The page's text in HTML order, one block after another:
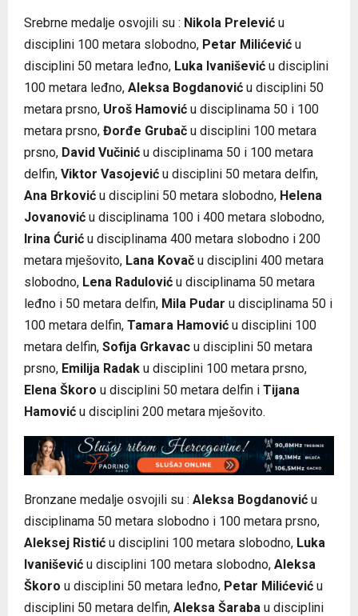
Srebrne medalje osvojili su : Nikola Prelević u
disciplini 100 metara slobodno, Petar Milićević u
disciplini 50 metara leđno, Luka Ivanišević u disciplini
100 metara leđno, Aleksa Bogdanović u disciplini 50
metara prsno, Uroš Hamović u disciplinama 50 i 100
metara prsno, Đorđe Grubač u disciplini 100 metara
prsno, David Vučinić u disciplinama 50 i 100 metara
delfin, Viktor Vasojević u disciplini 50 metara delfin,
Ana Brković u disciplini 50 metara slobodno, Helena
Jovanović u disciplinama 100 i 400 metara slobodno,
Irina Ćurić u disciplinama 400 metara slobodno i 200
metara mješovito, Lana Kovač u disciplini 400 metara
slobodno, Lena Radulović u disciplinama 50 metara
leđno i 50 metara delfin, Mila Pudar u disciplinama 50 i
100 metara delfin, Tamara Hamović u disciplini 100
metara delfin, Sofija Grkavac u disciplini 50 metara
prsno, Emilija Radak u disciplini 100 metara prsno,
Elena Škoro u disciplini 50 metara delfin i Tijana
Hamović u disciplini 200 metara mješovito.
Bronzane medalje osvojili su : Aleksa Bogdanović u
disciplinama 50 metara slobodno i 100 metara prsno,
Aleksej Ristić u disciplini 100 metara slobodno, Luka
Ivanišević u disciplini 100 metara slobodno, Aleksa
Škoro u disciplini 50 metara leđno, Petar Milićević u
disciplini 50 metara delfin, Aleksa Šaraba u disciplini